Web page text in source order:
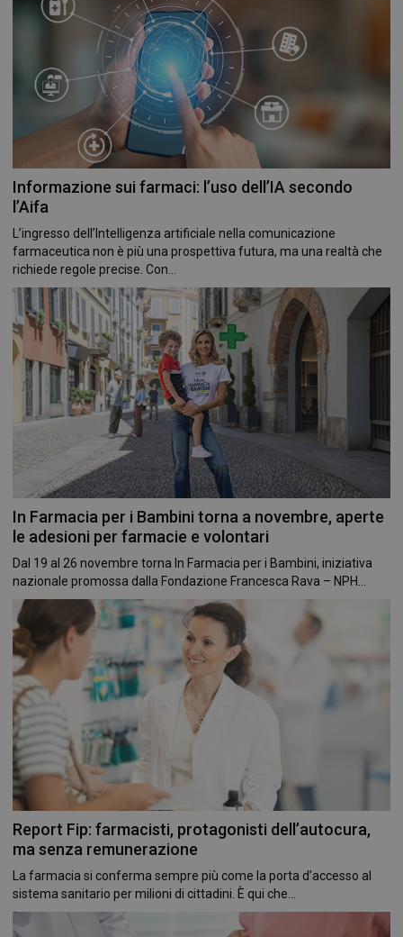
Informazione sui farmaci: l’uso dell’IA secondo
l’Aifa
L’ingresso dell’Intelligenza artificiale nella comunicazione
farmaceutica non è più una prospettiva futura, ma una realtà che
richiede regole precise. Con...
In Farmacia per i Bambini torna a novembre, aperte
le adesioni per farmacie e volontari
Dal 19 al 26 novembre torna In Farmacia per i Bambini, iniziativa
nazionale promossa dalla Fondazione Francesca Rava – NPH...
Report Fip: farmacisti, protagonisti dell’autocura,
ma senza remunerazione
La farmacia si conferma sempre più come la porta d’accesso al
sistema sanitario per milioni di cittadini. È qui che...